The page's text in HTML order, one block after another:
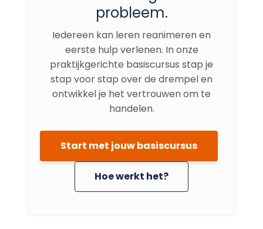
probleem.
Iedereen kan leren reanimeren en
eerste hulp verlenen. In onze
praktijkgerichte basiscursus stap je
stap voor stap over de drempel en
ontwikkel je het vertrouwen om te
handelen.
Start met jouw basiscursus
Hoe werkt het?